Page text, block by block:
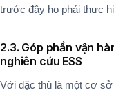
trước đây họ phải thực
2.3. Góp phần vận
nghiên cứu ESS
Với đặc thù là một cơ